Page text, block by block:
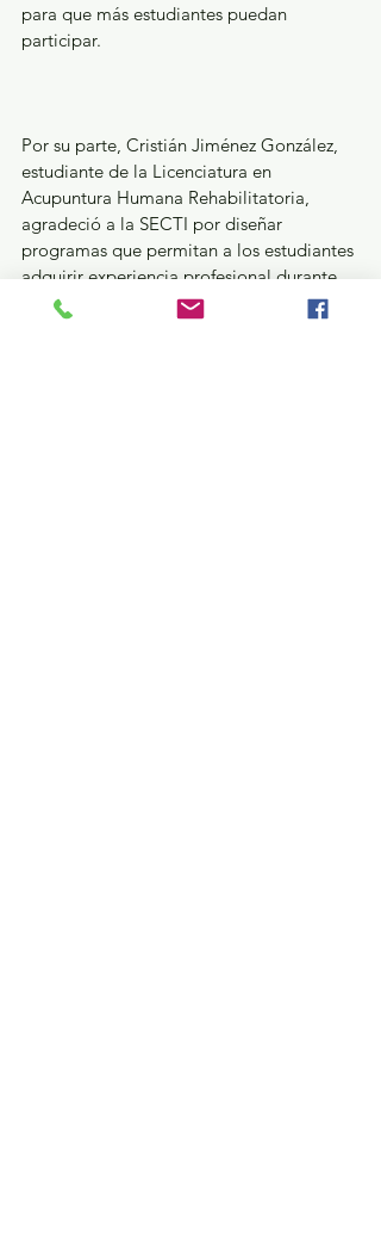
para que más estudiantes puedan
participar.
Por su parte, Cristián Jiménez González,
estudiante de la Licenciatura en
Acupuntura Humana Rehabilitatoria,
agradeció a la SECTI por diseñar
programas que permitan a los estudiantes
adquirir experiencia profesional durante
un año, antes de terminar sus estudios.